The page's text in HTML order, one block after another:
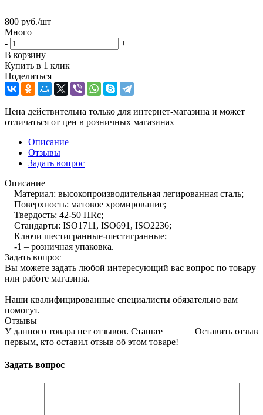
800 руб./шт
Много
-
+
В корзину
Купить в 1 клик
Поделиться
Цена действительна только для интернет-магазина и может
отличаться от цен в розничных магазинах
Описание
Отзывы
Задать вопрос
Описание
Материал: высокопроизводительная легированная сталь;
Поверхность: матовое хромирование;
Твердость: 42-50 HRc;
Стандарты: ISO1711, ISO691, ISO2236;
Ключи шестигранные-шестигранные;
-1 – розничная упаковка.
Задать вопрос
Вы можете задать любой интересующий вас вопрос по товару
или работе магазина.
Наши квалифицированные специалисты обязательно вам
помогут.
Отзывы
Оставить отзыв
У данного товара нет отзывов. Станьте
первым, кто оставил отзыв об этом товаре!
Задать вопрос